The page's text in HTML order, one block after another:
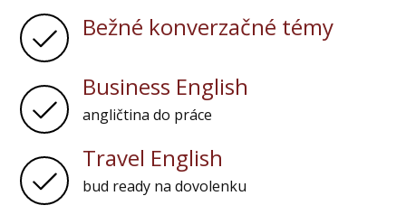
Bežné konverzačné témy
Business English
angličtina do práce
Travel English
bud ready na dovolenku